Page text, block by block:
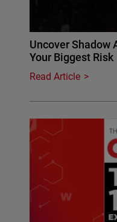
Uncover Shadow
Your Biggest Risk
Read Article